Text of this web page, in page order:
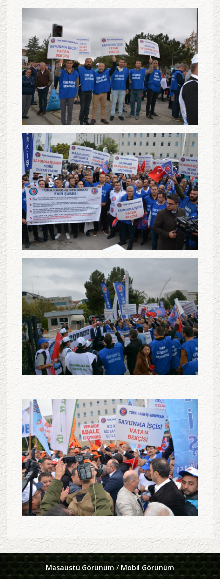
Masaüstü Görünüm/ Mobil Görünüm